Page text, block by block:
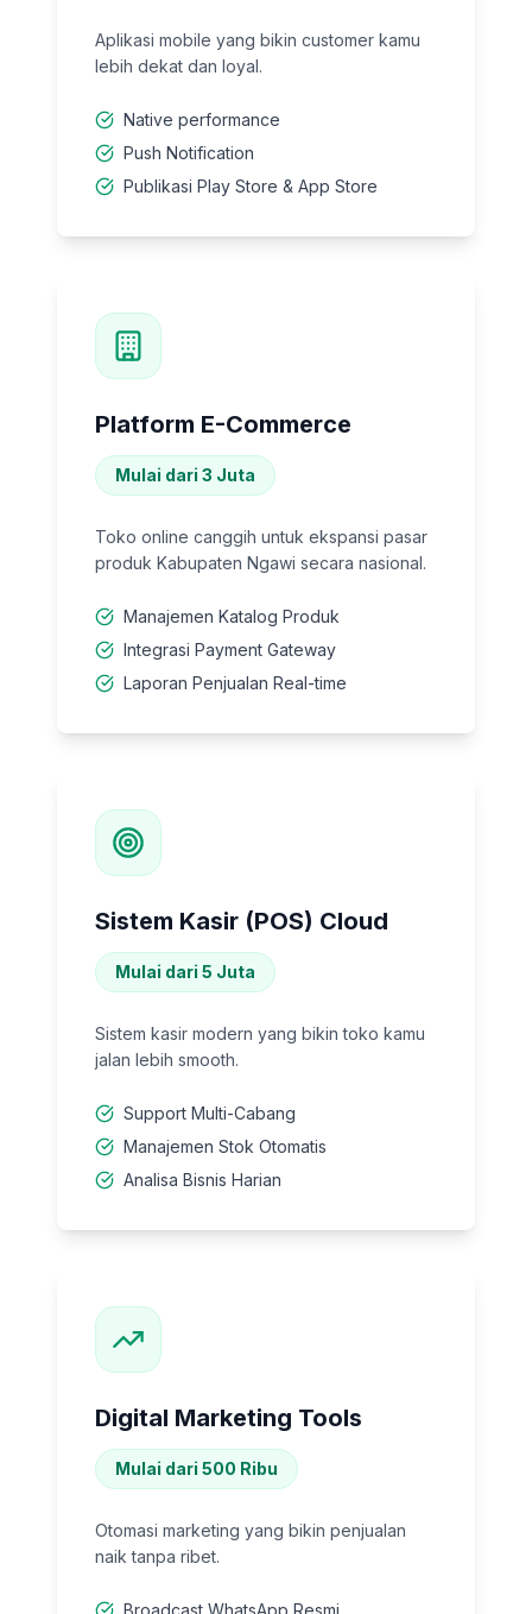
Aplikasi mobile yang bikin customer kamu
lebih dekat dan loyal.
Native performance
Push Notification
Publikasi Play Store & App Store
Platform E-Commerce
Mulai dari 3 Juta
Toko online canggih untuk ekspansi pasar
produk Kabupaten Ngawi secara nasional.
Manajemen Katalog Produk
Integrasi Payment Gateway
Laporan Penjualan Real-time
Sistem Kasir (POS) Cloud
Mulai dari 5 Juta
Sistem kasir modern yang bikin toko kamu
jalan lebih smooth.
Support Multi-Cabang
Manajemen Stok Otomatis
Analisa Bisnis Harian
Digital Marketing Tools
Mulai dari 500 Ribu
Otomasi marketing yang bikin penjualan
naik tanpa ribet.
Broadcast WhatsApp Resmi